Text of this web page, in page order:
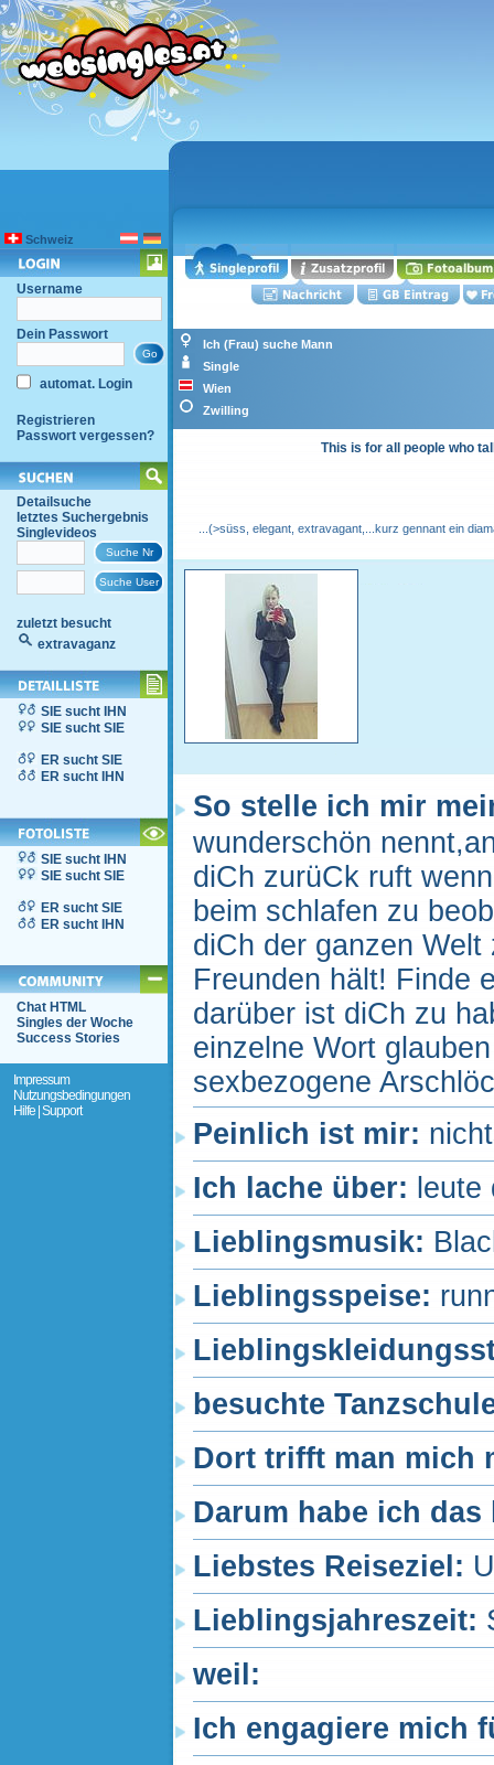
Schweiz
Username
Dein Passwort
automat. Login
Registrieren
Passwort vergessen?
Detailsuche
letztes Suchergebnis
Singlevideos
zuletzt besucht
extravaganz
SIE sucht IHN
SIE sucht SIE
ER sucht SIE
ER sucht IHN
SIE sucht IHN
SIE sucht SIE
ER sucht SIE
ER sucht IHN
Chat HTML
Singles der Woche
Success Stories
Impressum
Nutzungsbedingungen
Hilfe | Support
Ich (Frau) suche Mann
Single
Wien
Zwilling
This is for all people who
...(>süss, elegant, extravagant,...kurz gennant ein
So stelle ich mir
wunderschön
diCh zurüCk ruft
beim schlafen zu
diCh der ganzen
Freunden hält! Finde
darüber ist diCh zu
einzelne Wort
sexbezogene
Peinlich ist mir:
Ich lache über:
Lieblingsmusik:
Lieblingsspeise:
besuchte
Dort trifft man mich
Darum habe ich
Liebstes Reiseziel:
Lieblingsjahreszeit:
weil:
Ich engagiere mich